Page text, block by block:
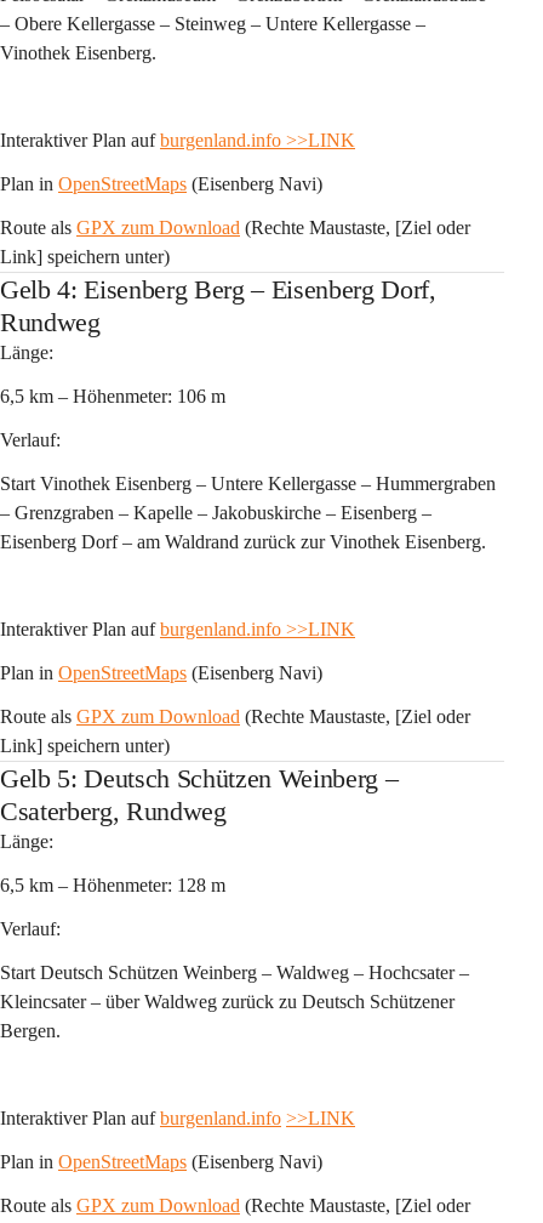
– Obere Kellergasse – Steinweg – Untere Kellergasse –
Vinothek Eisenberg.
Interaktiver Plan auf burgenland.info >>LINK
Plan in OpenStreetMaps (Eisenberg Navi)
Route als GPX zum Download (Rechte Maustaste, [Ziel oder
Link] speichern unter)
Gelb 4: Eisenberg Berg – Eisenberg Dorf,
Rundweg
Länge:
6,5 km – Höhenmeter: 106 m
Verlauf:
Start Vinothek Eisenberg – Untere Kellergasse – Hummergraben
– Grenzgraben – Kapelle – Jakobuskirche – Eisenberg –
Eisenberg Dorf – am Waldrand zurück zur Vinothek Eisenberg.
Interaktiver Plan auf burgenland.info >>LINK
Plan in OpenStreetMaps (Eisenberg Navi)
Route als GPX zum Download (Rechte Maustaste, [Ziel oder
Link] speichern unter)
Gelb 5: Deutsch Schützen Weinberg –
Csaterberg, Rundweg
Länge:
6,5 km – Höhenmeter: 128 m
Verlauf:
Start Deutsch Schützen Weinberg – Waldweg – Hochcsater –
Kleincsater – über Waldweg zurück zu Deutsch Schützener
Bergen.
Interaktiver Plan auf burgenland.info >>LINK
Plan in OpenStreetMaps (Eisenberg Navi)
Route als GPX zum Download (Rechte Maustaste, [Ziel oder